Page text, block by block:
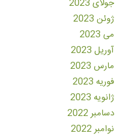
جولای 2023
ژوئن 2023
می 2023
آوریل 2023
مارس 2023
فوریه 2023
ژانویه 2023
دسامبر 2022
نوامبر 2022